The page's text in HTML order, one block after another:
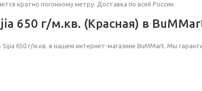
кратно погонному метру. Доставка по всей России.
650 г/м.кв. (Красная) в
650 г/м.кв. в нашем интернет-магазине BuMMart. Мы